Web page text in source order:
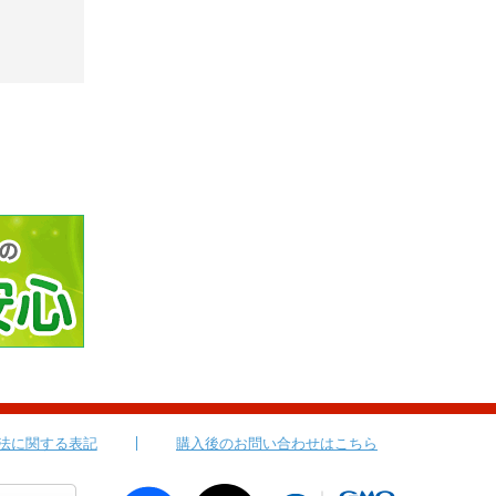
に関する表記 購入後のお問い合わせはこちら